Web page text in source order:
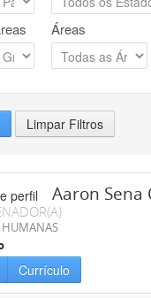
Áreas
Limpar Filtros
Aaron Sena
HUMANAS
Currículo